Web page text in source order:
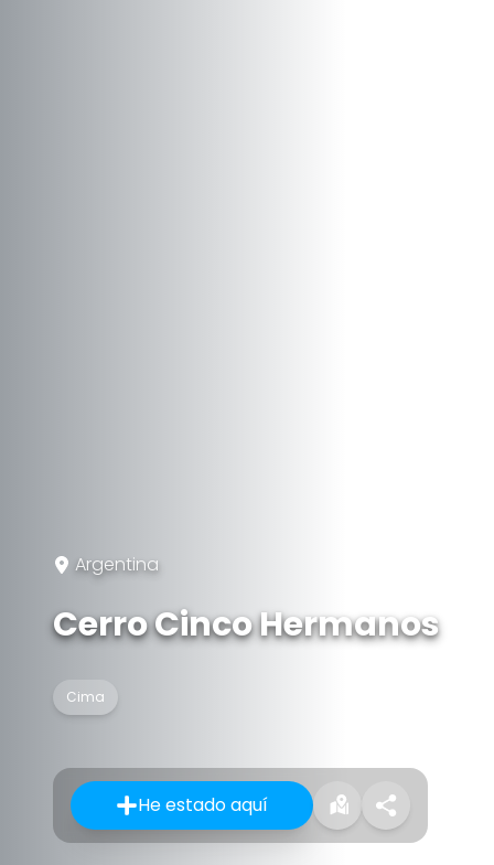
Argentina
Cerro Cinco Hermanos
Cima
He estado aquí